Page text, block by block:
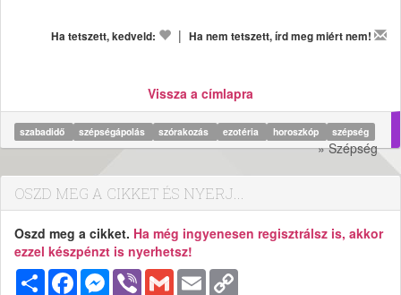
Ha tetszett, kedveld: | Ha nem tetszett, írd meg miért nem!
Vissza a címlapra
szabadidő szépségápolás szórakozás ezotéria horoszkóp szépség
» Szépség
OSZD MEG A CIKKET ÉS NYERJ...
Oszd meg a cikket. Ha még ingyenesen regisztrálsz is, akkor
ezzel készpénzt is nyerhetsz!
MegosztásFacebookMessenger
Viber Gmail Email